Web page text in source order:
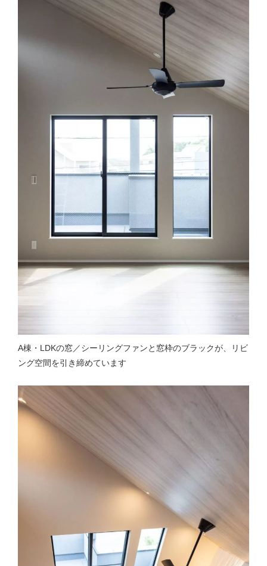
A棟・LDKの窓／シーリングファンと窓枠のブラックが、リビ
ング空間を引き締めています